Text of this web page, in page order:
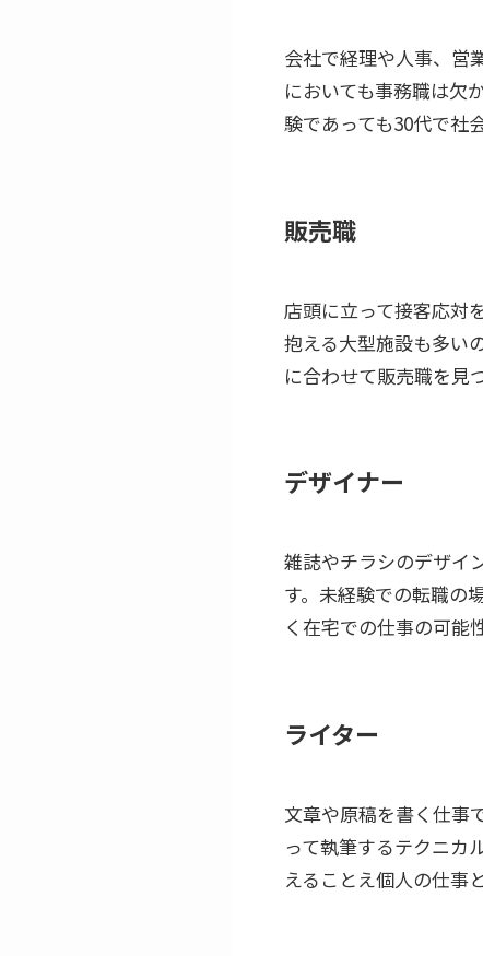
会社で経理や人事、営
においても事務職は欠
験であっても30代で社
販売職
店頭に立って接客応対
抱える大型施設も多い
に合わせて販売職を見
デザイナー
雑誌やチラシのデザイ
す。未経験での転職の
く在宅での仕事の可能
ライター
文章や原稿を書く仕事
って執筆するテクニカ
えることえ個人の仕事